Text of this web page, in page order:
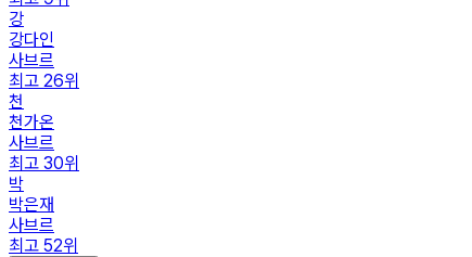
강
강다인
사브르
최고 26위
천
천가온
사브르
최고 30위
박
박은재
사브르
최고 52위